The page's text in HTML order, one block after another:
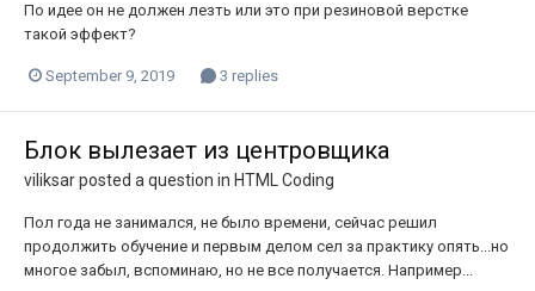
По идее он не должен лезть или это при резиновой верстке
такой эффект?
September 9, 2019 3 replies
Блок вылезает из центровщика
viliksarposted a question in HTML Coding
Пол года не занимался, не было времени, сейчас решил
продолжить обучение и первым делом сел за практику опять...но
многое забыл, вспоминаю, но не все получается. Например...